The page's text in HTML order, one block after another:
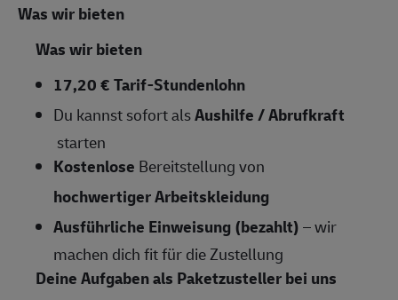
Was wir bieten
Was wir bieten
17,20 € Tarif-Stundenlohn
Du kannst sofort alsAushilfe / Abrufkraft
starten
Kostenlose Bereitstellung von
hochwertiger Arbeitskleidung
Ausführliche Einweisung (bezahlt)– wir
machen dich fit für die Zustellung
Deine Aufgaben als Paketzusteller bei uns